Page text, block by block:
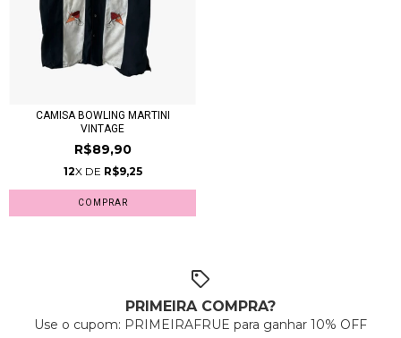
CAMISA BOWLING MARTINI
VINTAGE
R$89,90
12X DE R$9,25
COMPRAR
PRIMEIRA COMPRA?
Use o cupom: PRIMEIRAFRUE para ganhar 10% OFF